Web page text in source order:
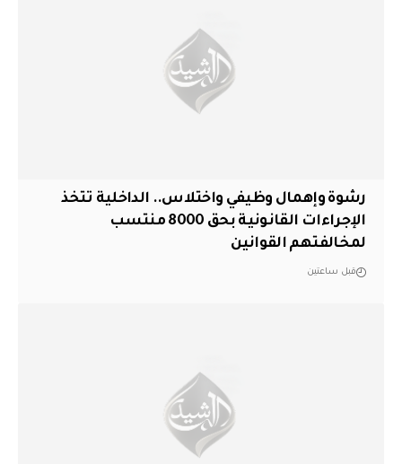
رشوة وإهمال وظيفي واختلاس.. الداخلية تتخذ
الإجراءات القانونية بحق 8000 منتسب
لمخالفتهم القوانين
قبل ساعتين